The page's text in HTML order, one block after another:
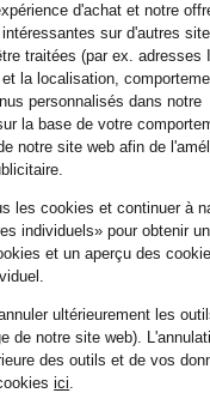
€
d'achat et notre
sur d'autres
traitées (par ex. adresses
la localisation,
personnalisés dans notre
la base de votre
notre site web afin de
les cookies et continuer à
individuels» pour obtenir
et un aperçu des
ultérieurement les
de notre site web).
des outils et de vos
ici.